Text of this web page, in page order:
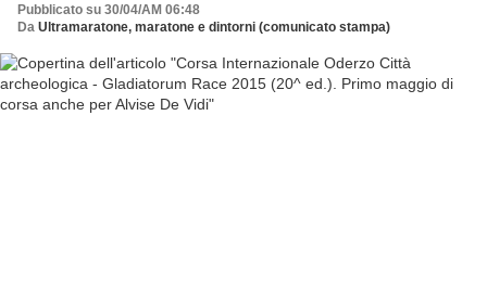
Pubblicato su 30/04/AM 06:48
Da Ultramaratone, maratone e dintorni (comunicato stampa)